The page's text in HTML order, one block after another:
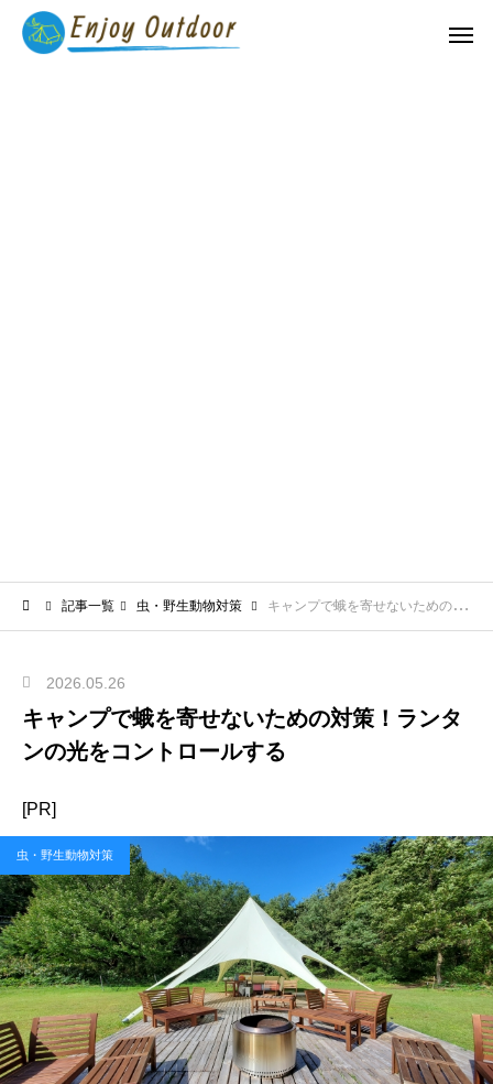
記事一覧 虫・野生動物対策 キャンプで蛾を寄せないための対策！ランタンの光をコントロールする
2026.05.26
キャンプで蛾を寄せないための対策！ランタ
ンの光をコントロールする
[PR]
虫・野生動物対策